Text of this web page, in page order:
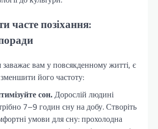
часте позіхання:
вам у повсякденному житті, є
зменшити його частоту:
сон.Дорослій людині
7–9 годин сну на добу. Створіть
умови для сну: прохолодна